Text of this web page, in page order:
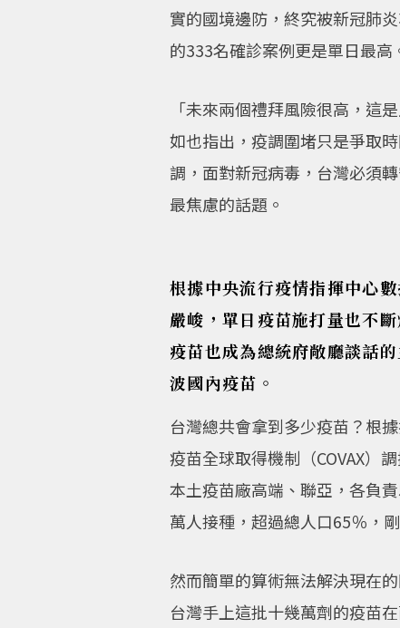
實的國境邊防，終究被新冠肺
的333名確診案例更是單日最
「未來兩個禮拜風險很高，這
如也指出，疫調圍堵只是爭取
調，面對新冠病毒，台灣必須
最焦慮的話題。
根據中央流行疫情指揮中心
嚴峻，單日疫苗施打量也不
疫苗也成為總統府敞廳談話
波國內疫苗。
台灣總共會拿到多少疫苗？根
疫苗全球取得機制（COVAX）
本土疫苗廠高端、聯亞，各負
萬人接種，超過總人口65％，
然而簡單的算術無法解決現在
台灣手上這批十幾萬劑的疫苗